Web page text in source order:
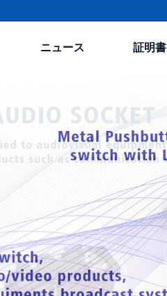
ニュース 証明書